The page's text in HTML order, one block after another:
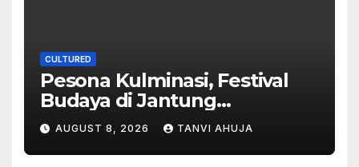
CULTURED
Pesona Kulminasi, Festival
Budaya di Jantung
Kalimantan
AUGUST 8, 2026 TANVI AHUJA